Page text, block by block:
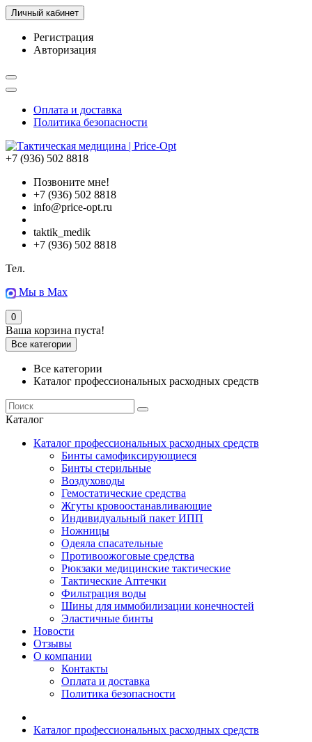
Личный кабинет
Регистрация
Авторизация
Оплата и доставка
Политика безопасности
+7 (936) 502 8818
Позвоните мне!
+7 (936) 502 8818
info@price-opt.ru
taktik_medik
+7 (936) 502 8818
Тел.
Мы в Max
0
Ваша корзина пуста!
Все категории
Все категории
Каталог профессиональных расходных средств
Каталог
Каталог профессиональных расходных средств
Бинты самофиксирующиеся
Бинты стерильные
Воздуховоды
Гемостатические средства
Жгуты кровоостанавливающие
Индивидуальный пакет ИПП
Ножницы
Одеяла спасательные
Противоожоговые средства
Рюкзаки медицинские тактические
Тактические Аптечки
Фильтрация воды
Шины для иммобилизации конечностей
Эластичные бинты
Новости
Отзывы
О компании
Контакты
Оплата и доставка
Политика безопасности
Каталог профессиональных расходных средств